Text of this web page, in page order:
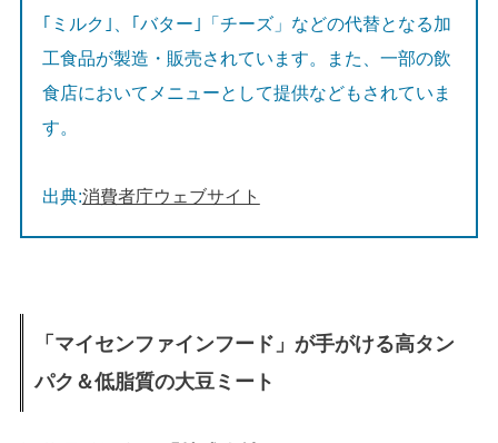
｢ミルク｣、｢バター｣「チーズ」などの代替となる加
工食品が製造・販売されています。また、一部の飲
食店においてメニューとして提供などもされていま
す。
出典:消費者庁ウェブサイト
「マイセンファインフード」が手がける高タン
パク＆低脂質の大豆ミート